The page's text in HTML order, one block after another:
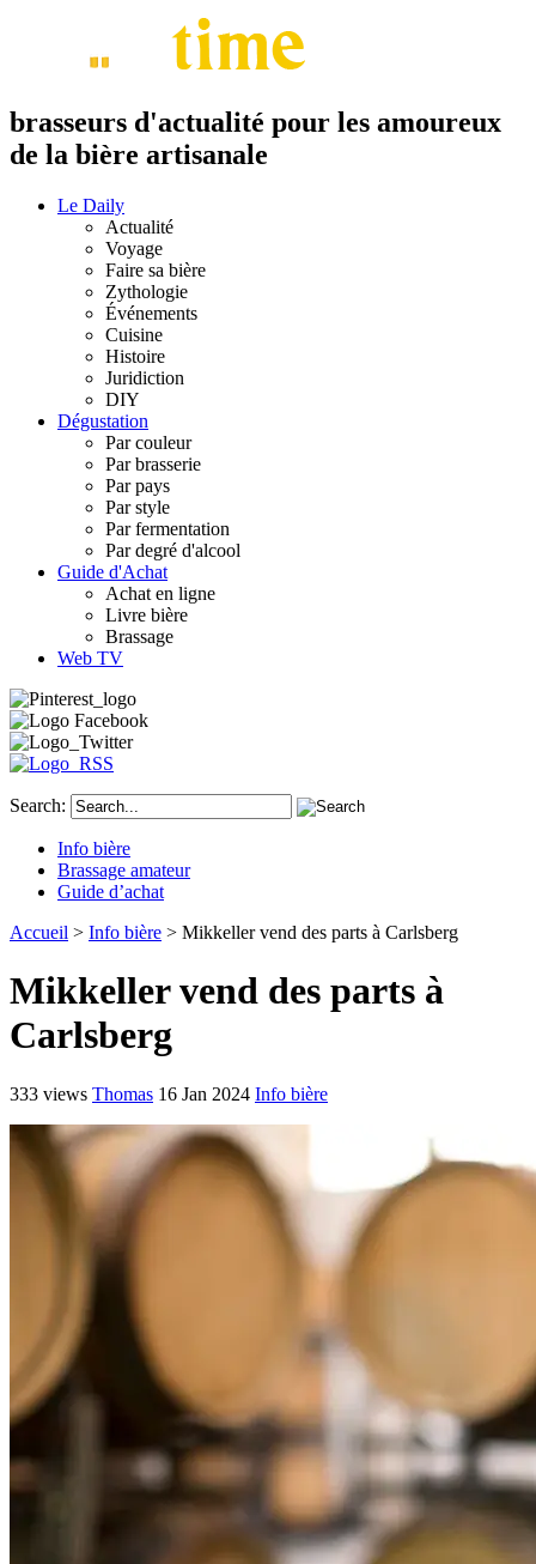
brasseurs d'actualité pour les amoureux
de la bière artisanale
Le Daily
Actualité
Voyage
Faire sa bière
Zythologie
Événements
Cuisine
Histoire
Juridiction
DIY
Dégustation
Par couleur
Par brasserie
Par pays
Par style
Par fermentation
Par degré d'alcool
Guide d'Achat
Achat en ligne
Livre bière
Brassage
Web TV
Search:
Info bière
Brassage amateur
Guide d’achat
Accueil > Info bière > Mikkeller vend des parts à Carlsberg
Mikkeller vend des parts à
Carlsberg
333 views Thomas 16 Jan 2024 Info bière